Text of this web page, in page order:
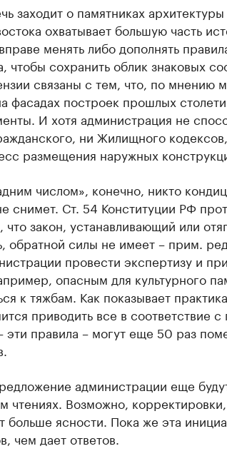
заходит о памятниках архитектуры
охватывает большую часть
менять либо дополнять
чтобы сохранить облик знаковых
связаны с тем, что, по мнению
фасадах построек прошлых
И хотя администрация не
ни Жилищного
размещения наружных
числом», конечно, никто
снимет. Ст. 54 Конституции РФ
что закон, устанавливающий или
обратной силы не имеет – прим.
провести экспертизу и
опасным для культурного
к тяжбам. Как показывает
приводить все в соответствие с
эти правила – могут еще 50 раз
администрации еще
чтениях. Возможно,
больше ясности. Пока же эта
чем дает ответов.